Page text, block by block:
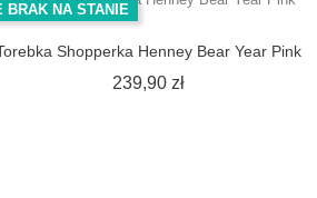
BRAK NA STANIE
Shopperka Henney Bear Year Pink
239,90 złCena